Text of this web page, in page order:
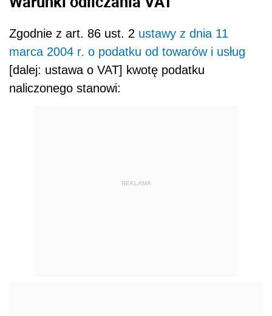
Zgodnie z art. 86 ust. 2 ustawy z dnia 11
marca 2004 r. o podatku od towarów i usług
[dalej: ustawa o VAT] kwotę podatku
naliczonego stanowi:
REKLAMA